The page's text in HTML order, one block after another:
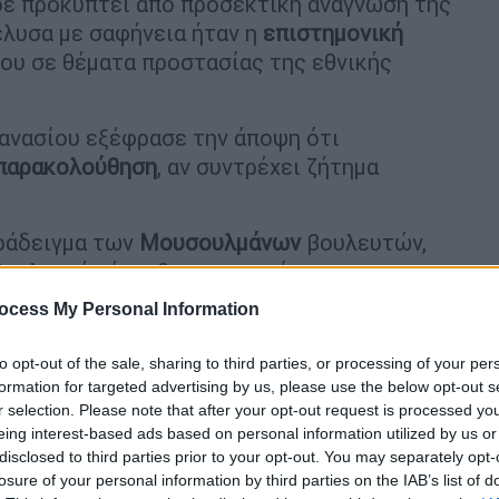
My Personal Information
opt-out of the sale, sharing to third parties, or processing of your
for targeted advertising by us, please use the below opt-out
selection. Please note that after your opt-out request is processed
interest-based ads based on personal information utilized by us
to third parties prior to your opt-out. You may separately
of your personal information by third parties on the IAB’s list of
με σαφήνεια ήταν η επιστημονική
σε θέματα προστασίας της εθνικής
εξέφρασε την άποψη ότι
, αν συντρέχει ζήτημα
των Μουσουλμάνων βουλευτών,
έχει θρησκευτικό
από τους ορθόδοξου. Ας πούμε ένας
-δεν λέμε ότι υπάρχει καμία
κάποια πληροφορία στην γείτονα
Γιατί δεν πρέπει να ελεγχθεί; Εδώ